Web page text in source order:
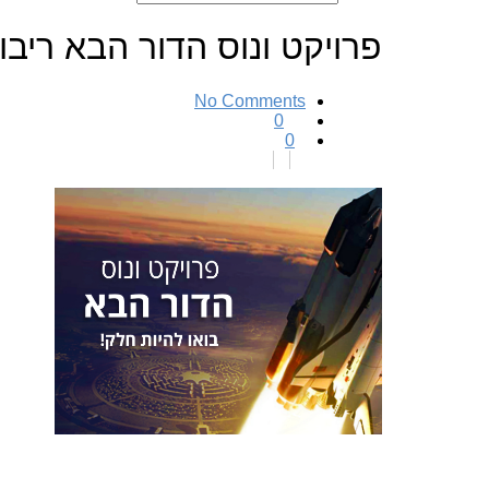
פרויקט ונוס הדור הבא
No Comments
0
0